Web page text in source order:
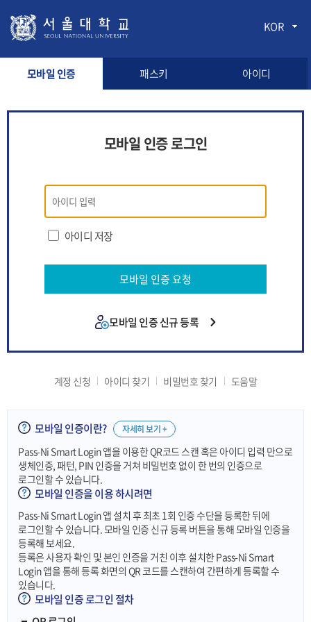
KOR
모바일 인증 패스키 아이디
모바일 인증 로그인
모바일
인증
로그인
아이디 저장
모바일 인증 요청
모바일 인증 신규 등록
계정 신청 아이디 찾기 비밀번호 찾기 도움말
모바일 인증이란? 자세히 보기 +
Pass-Ni Smart Login 앱을 이용한 QR코드 스캔 혹은 아이디 입력 만으로
생체인증, 패턴, PIN 인증을 거쳐 비밀번호 없이 한 번의 인증으로
로그인할 수 있습니다.
모바일 인증을 이용 하시려면
Pass-Ni Smart Login 앱 설치 후 최초 1회 인증 수단을 등록한 뒤에
로그인할 수 있습니다. 모바일 인증 신규 등록 버튼을 통해 모바일 인증을
등록해 보세요.
등록은 사용자 확인 및 본인 인증을 거친 이후 설치한 Pass-Ni Smart
Login 앱을 통해 등록 화면의 QR 코드를 스캔하여 간편하게 등록할 수
있습니다.
모바일 인증 로그인 절차